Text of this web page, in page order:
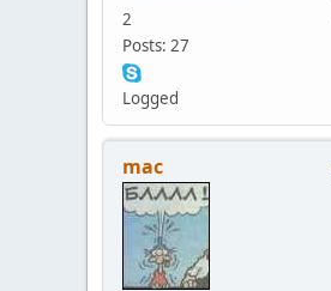
2
Posts: 27
Logged
mac